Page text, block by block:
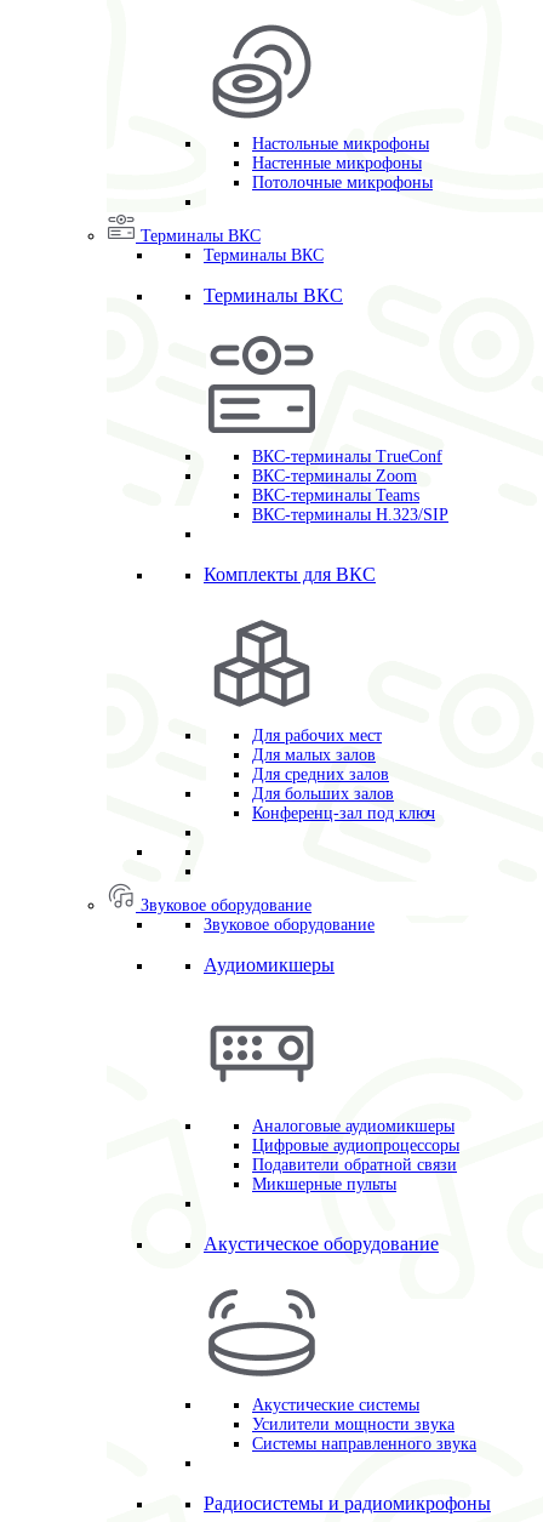
Настольные микрофоны
Настенные микрофоны
Потолочные микрофоны
Терминалы ВКС
Терминалы ВКС
Терминалы ВКС
ВКС-терминалы TrueConf
ВКС-терминалы Zoom
ВКС-терминалы Teams
ВКС-терминалы H.323/SIP
Комплекты для ВКС
Для рабочих мест
Для малых залов
Для средних залов
Для больших залов
Конференц-зал под ключ
Звуковое оборудование
Звуковое оборудование
Аудиомикшеры
Аналоговые аудиомикшеры
Цифровые аудиопроцессоры
Подавители обратной связи
Микшерные пульты
Акустическое оборудование
Акустические системы
Усилители мощности звука
Системы направленного звука
Радиосистемы и радиомикрофоны